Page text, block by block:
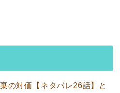
の対価【ネタバレ26話】と